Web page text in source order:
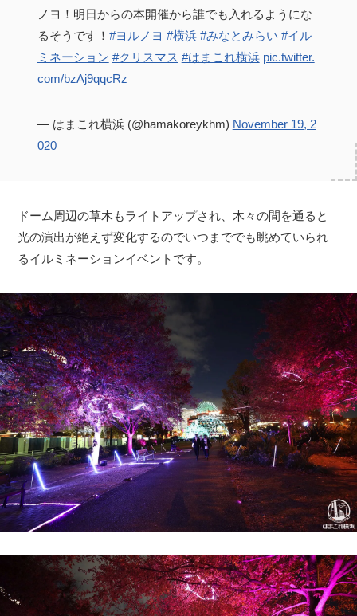
ノヨ！明日からの本開催から誰でも入れるようにな
るそうです！ #ヨルノヨ #横浜 #みなとみらい #イル
ミネーション #クリスマス #はまこれ横浜 pic.twitter.
com/bzAj9qqcRz
— はまこれ横浜 (@hamakoreykhm) November 19, 2
020
ドーム周辺の草木もライトアップされ、木々の間を通ると
光の演出が絶えず変化するのでいつまででも眺めていられ
るイルミネーションイベントです。